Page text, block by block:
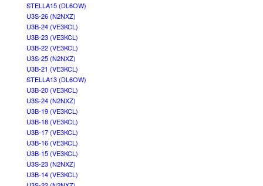
STELLA15 (DL6OW)
U3S-26 (N2NXZ)
U3B-24 (VE3KCL)
U3B-23 (VE3KCL)
U3B-22 (VE3KCL)
U3S-25 (N2NXZ)
U3B-21 (VE3KCL)
STELLA13 (DL6OW)
U3B-20 (VE3KCL)
U3S-24 (N2NXZ)
U3B-19 (VE3KCL)
U3B-18 (VE3KCL)
U3B-17 (VE3KCL)
U3B-16 (VE3KCL)
U3B-15 (VE3KCL)
U3S-23 (N2NXZ)
U3B-14 (VE3KCL)